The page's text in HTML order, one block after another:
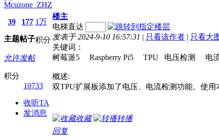
Mcuzone_ZHZ
39
主题
177
帖子
1万
积分
允许发帖
积分
10733
收听TA
发消息
楼主
电梯直达
发表于 2024-9-10 16:57:31 | 只看该作者 | 只看大
关键词：
树莓派5 Raspberry Pi5 TPU 电压检测 电
概述:
双TPU扩展板添加了电压、电流检测功能。使
收藏
转播
回复